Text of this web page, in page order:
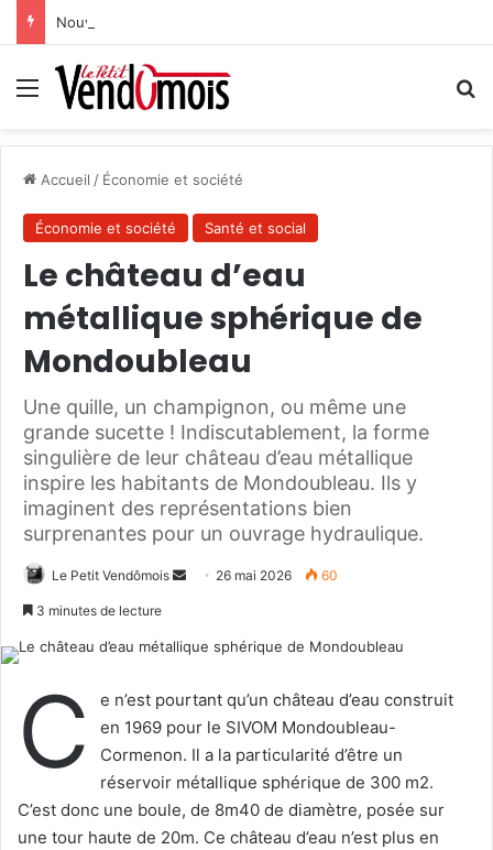
Nouvelle étape pour le projet hospitalier du site unique
Menu
Accueil / Économie et société
Économie et société Santé et social
Le château d’eau
métallique sphérique de
Mondoubleau
Une quille, un champignon, ou même une
grande sucette ! Indiscutablement, la forme
singulière de leur château d’eau métallique
inspire les habitants de Mondoubleau. Ils y
imaginent des représentations bien
surprenantes pour un ouvrage hydraulique.
Le Petit Vendômois
o
e
r
u
n
c
o
26 mai 2026 60
3 minutes de lecture
C
e n’est pourtant qu’un château d’eau construit
en 1969 pour le SIVOM Mondoubleau-
Cormenon. Il a la particularité d’être un
réservoir métallique sphérique de 300 m2.
C’est donc une boule, de 8m40 de diamètre, posée sur
une tour haute de 20m. Ce château d’eau n’est plus en